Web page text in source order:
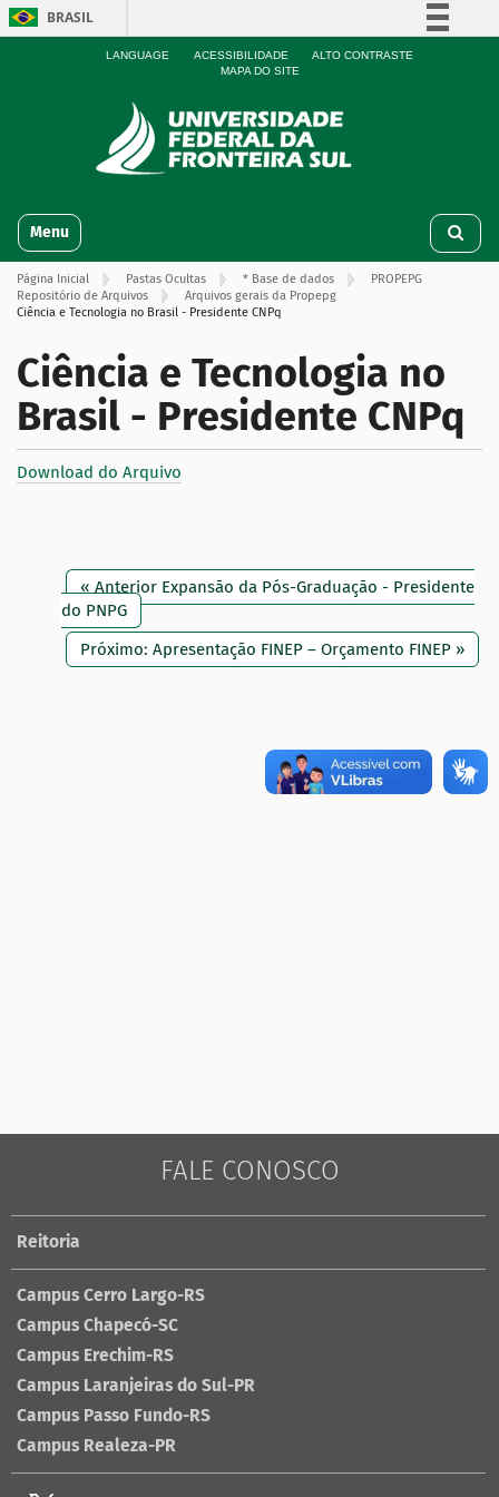
BRASIL
Simplifique!
Participe
Acesso à informação
LANGUAGE ACESSIBILIDADE
ALTO CONTRASTE
MAPA DO SITE
v
Toggle navigation
Página Inicial Pastas Ocultas * Base de dados
PROPEPG
Repositório de Arquivos
Arquivos gerais da Propepg
Ciência e Tecnologia no Brasil - Presidente CNPq
Ciência e Tecnologia no
Brasil - Presidente CNPq
Download do Arquivo
« Anterior Expansão da Pós-Graduação - Presidente
do PNPG
Próximo: Apresentação FINEP – Orçamento FINEP »
FALE CONOSCO
Reitoria
Campus Cerro Largo-RS
Campus Chapecó-SC
Campus Erechim-RS
Campus Laranjeiras do Sul-PR
Campus Passo Fundo-RS
Campus Realeza-PR